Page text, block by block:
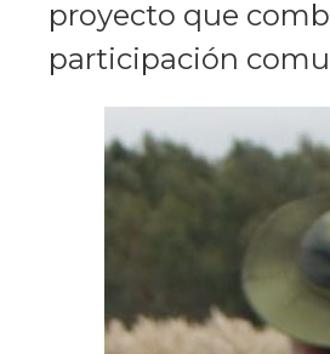
proyecto que
participación